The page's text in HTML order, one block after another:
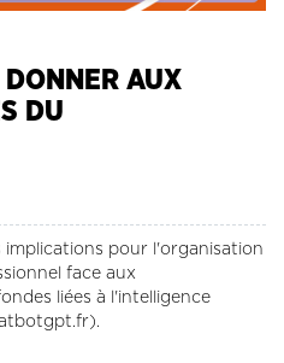
DONNER AUX
DU
implications pour l'organisation
face aux
liées à l'intelligence